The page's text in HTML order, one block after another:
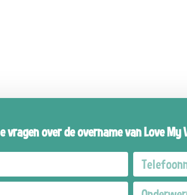
vragen over de overname van Love